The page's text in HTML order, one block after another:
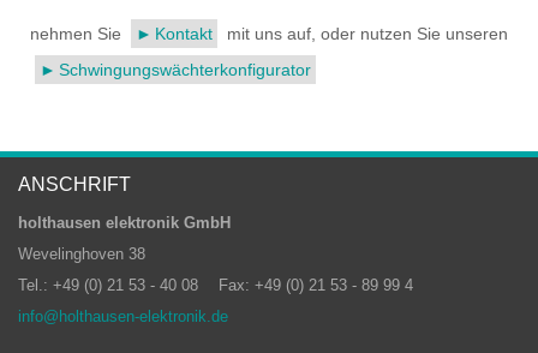
nehmen Sie Kontakt
mit uns auf, oder nutzen Sie unseren
Schwingungswächterkonfigurator
ANSCHRIFT
holthausen elektronik GmbH
Wevelinghoven 38
Tel.: +49 (0) 21 53 - 40 08
Fax: +49 (0) 21 53 - 89 99 4
info@holthausen-elektronik.de